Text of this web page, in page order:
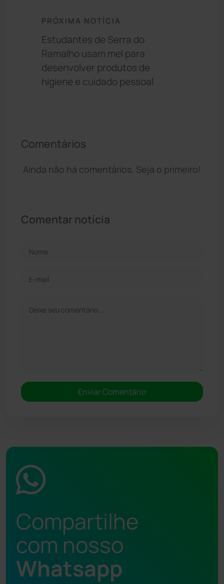
PRÓXIMA NOTÍCIA
Estudantes de Serra do
Ramalho usam mel para
desenvolver produtos de
higiene e cuidado pessoal
Comentários
Ainda não há comentários. Seja o primeiro!
Comentar notícia
Compartilhe
com nosso
Whatsapp